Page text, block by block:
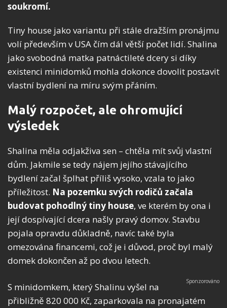
soukromí.
Tiny house jako variantu při stále dražším pronájmu
volí především v USA čím dál větší počet lidí. Shalina
jako svobodná matka patnáctileté dcery si díky
existenci minidomků mohla dokonce dovolit postavit
vlastní bydlení na míru svým přáním.
Malý rozpočet, ale ohromující
výsledek
Shalina měla odjakživa sen – chtěla mít svůj vlastní
dům. Jakmile se tedy nájem jejího stávajícího
bydlení začal šplhat příliš vysoko, vzala to jako
příležitost. Na pozemku svých rodičů začala
budovat pohodlný tiny house, ve kterém by ona i
její dospívající dcera našly pravý domov. Stavbu
pojala opravdu důkladně, navíc také byla
omezována financemi, což je i důvod, proč byl malý
domek dokončen až po dvou letech.
S minidomkem, který Shalinu vyšel na
přibližně 820 000 Kč, zaparkovala na pronajatém